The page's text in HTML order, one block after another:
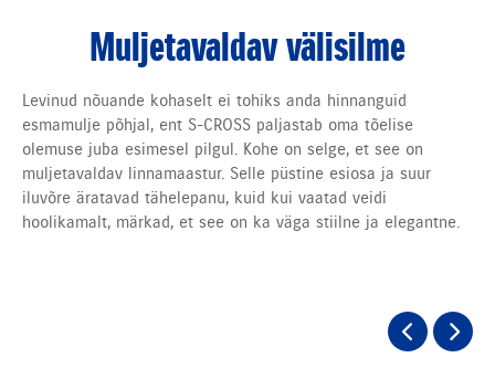
Muljetavaldav välisilme
Levinud nõuande kohaselt ei tohiks anda hinnanguid
esmamulje põhjal, ent S-CROSS paljastab oma tõelise
olemuse juba esimesel pilgul. Kohe on selge, et see on
muljetavaldav linnamaastur. Selle püstine esiosa ja suur
iluvõre äratavad tähelepanu, kuid kui vaatad veidi
hoolikamalt, märkad, et see on ka väga stiilne ja elegantne.